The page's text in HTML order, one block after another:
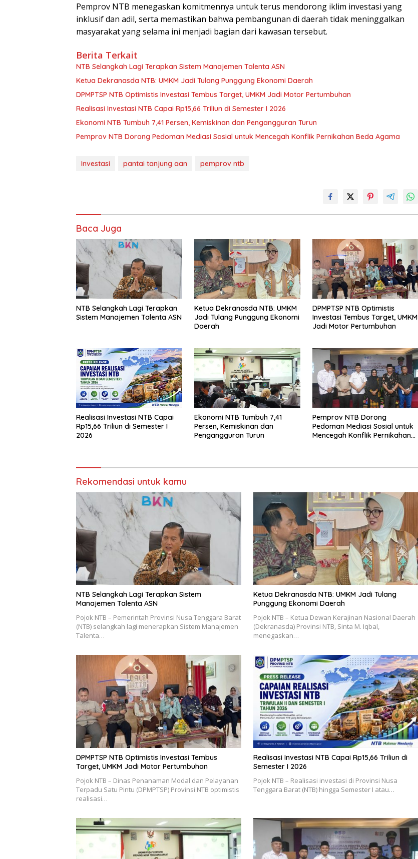
Pemprov NTB menegaskan komitmennya untuk terus mendorong iklim investasi yang
inklusif dan adil, serta memastikan bahwa pembangunan di daerah tidak meninggalkan
masyarakat yang selama ini menjadi bagian dari kawasan tersebut.
Berita Terkait
NTB Selangkah Lagi Terapkan Sistem Manajemen Talenta ASN
Ketua Dekranasda NTB: UMKM Jadi Tulang Punggung Ekonomi Daerah
DPMPTSP NTB Optimistis Investasi Tembus Target, UMKM Jadi Motor Pertumbuhan
Realisasi Investasi NTB Capai Rp15,66 Triliun di Semester I 2026
Ekonomi NTB Tumbuh 7,41 Persen, Kemiskinan dan Pengangguran Turun
Pemprov NTB Dorong Pedoman Mediasi Sosial untuk Mencegah Konflik Pernikahan Beda Agama
Investasi pantai tanjung aan pemprov ntb
Baca Juga
NTB Selangkah Lagi Terapkan
Sistem Manajemen Talenta ASN
Ketua Dekranasda NTB: UMKM
Jadi Tulang Punggung Ekonomi
Daerah
DPMPTSP NTB Optimistis
Investasi Tembus Target, UMKM
Jadi Motor Pertumbuhan
Realisasi Investasi NTB Capai
Rp15,66 Triliun di Semester I
2026
Ekonomi NTB Tumbuh 7,41
Persen, Kemiskinan dan
Pengangguran Turun
Pemprov NTB Dorong
Pedoman Mediasi Sosial untuk
Mencegah Konflik Pernikahan
Rekomendasi untuk kamu
NTB Selangkah Lagi Terapkan Sistem
Manajemen Talenta ASN
Pojok NTB – Pemerintah Provinsi Nusa Tenggara Barat
(NTB) selangkah lagi menerapkan Sistem Manajemen
Talenta…
Ketua Dekranasda NTB: UMKM Jadi Tulang
Punggung Ekonomi Daerah
Pojok NTB – Ketua Dewan Kerajinan Nasional Daerah
(Dekranasda) Provinsi NTB, Sinta M. Iqbal,
menegaskan…
DPMPTSP NTB Optimistis Investasi Tembus
Target, UMKM Jadi Motor Pertumbuhan
Pojok NTB – Dinas Penanaman Modal dan Pelayanan
Terpadu Satu Pintu (DPMPTSP) Provinsi NTB optimistis
realisasi…
Realisasi Investasi NTB Capai Rp15,66 Triliun di
Semester I 2026
Pojok NTB – Realisasi investasi di Provinsi Nusa
Tenggara Barat (NTB) hingga Semester I atau…